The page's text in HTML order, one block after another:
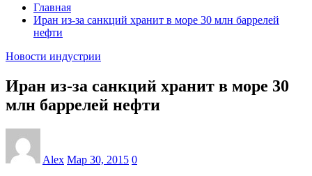
Главная
Иран из-за санкций хранит в море 30 млн баррелей
нефти
Новости индустрии
Иран из-за санкций хранит в море 30
млн баррелей нефти
Alex Мар 30, 2015 0